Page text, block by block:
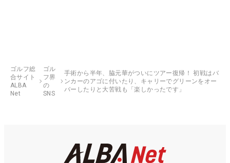
ゴルフ総
合サイト
ALBA
Net
ゴル
フ界
の
SNS
手術から半年、脇元華がついにツアー復帰！ 初戦はバ
ンカーのアゴに付いたり、キャリーでグリーンをオー
バーしたりと大苦戦も「楽しかったです」